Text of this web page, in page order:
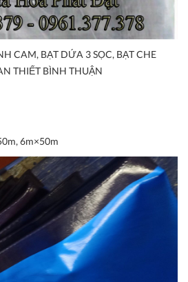
CAM, BẠT DỨA 3 SỌC, BẠT CHE
THIẾT BÌNH THUẬN
6m×50m